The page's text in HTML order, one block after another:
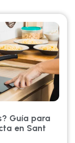
Guía para
en Sant